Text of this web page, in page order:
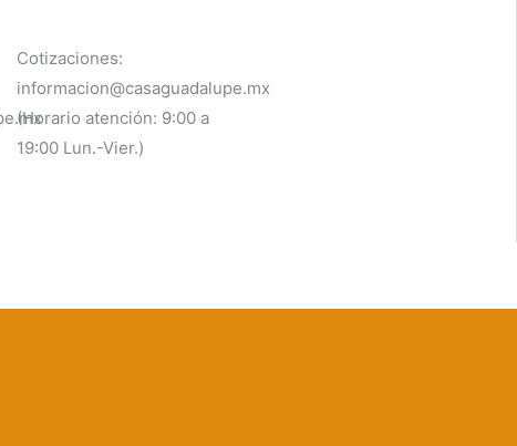
Cotizaciones:
informacion@casaguadalupe.mx
(Horario atención: 9:00 a
19:00 Lun.-Vier.)